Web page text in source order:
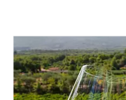
Events
single